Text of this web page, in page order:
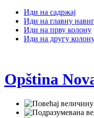
Иди на садржај
Иди на главну
Иди на прву колону
Иди на другу
Opština